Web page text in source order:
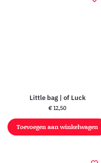
Little bag | of Luck
€12,50
Toevoegen aan winkelwagen